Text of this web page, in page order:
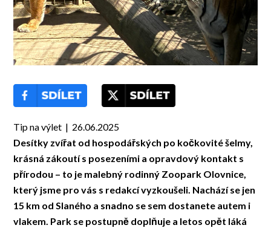
Tip na výlet | 26.06.2025
Desítky zvířat od hospodářských po kočkovité šelmy,
krásná zákoutí s posezeními a opravdový kontakt s
přírodou – to je malebný rodinný Zoopark Olovnice,
který jsme pro vás s redakcí vyzkoušeli. Nachází se jen
15 km od Slaného a snadno se sem dostanete autem i
vlakem. Park se postupně doplňuje a letos opět láká